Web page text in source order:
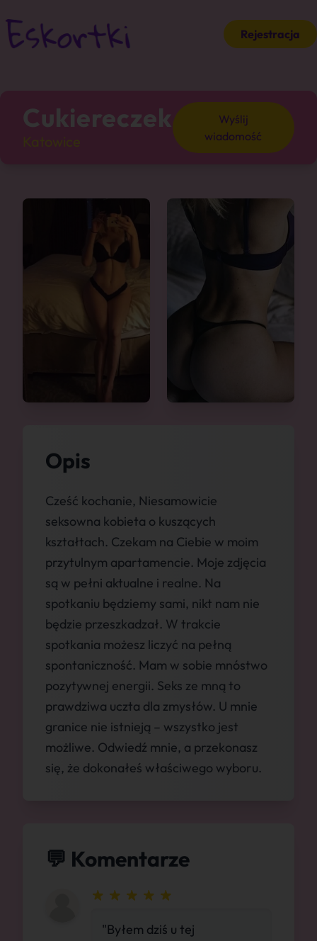
Rejestracja
Cukiereczek
Wyślij
wiadomość
Opis
Cześć kochanie, Niesamowicie
seksowna kobieta o kuszących
kształtach. Czekam na Ciebie w moim
przytulnym apartamencie. Moje zdjęcia
są w pełni aktualne i realne. Na
spotkaniu będziemy sami, nikt nam nie
będzie przeszkadzał. W trakcie
spotkania możesz liczyć na pełną
spontaniczność. Mam w sobie mnóstwo
pozytywnej energii. Seks ze mną to
prawdziwa uczta dla zmysłów. U mnie
granice nie istnieją – wszystko jest
możliwe. Odwiedź mnie, a przekonasz
się, że dokonałeś właściwego wyboru.
💬 Komentarze
"Byłem dziś u tej